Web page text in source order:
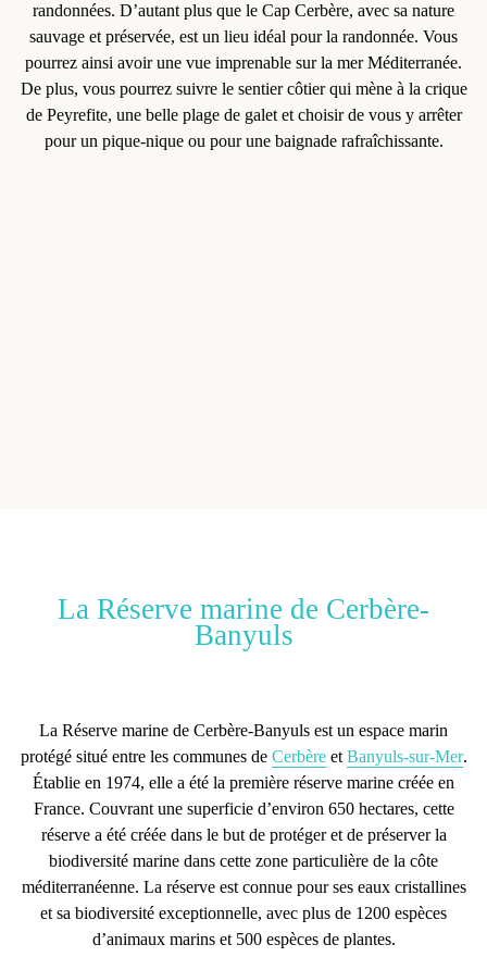
randonnées. D’autant plus que le Cap Cerbère, avec sa nature
sauvage et préservée, est un lieu idéal pour la randonnée. Vous
pourrez ainsi avoir une vue imprenable sur la mer Méditerranée.
De plus, vous pourrez suivre le sentier côtier qui mène à la crique
de Peyrefite, une belle plage de galet et choisir de vous y arrêter
pour un pique-nique ou pour une baignade rafraîchissante.
La Réserve marine de Cerbère-
Banyuls
La Réserve marine de Cerbère-Banyuls est un espace marin
protégésitué entre les communes de Cerbèreet Banyuls-sur-Mer.
Établie en 1974, elle a été la première réserve marine créée en
France. Couvrant une superficie d’environ 650 hectares, cette
réserve a été créée dans le but deprotégeret de préserver la
biodiversité marine dans cette zone particulière de la côte
méditerranéenne. La réserve est connue pour ses eaux cristallines
et sa biodiversité exceptionnelle, avec plus de 1200 espèces
d’animaux marins et 500 espèces de plantes.